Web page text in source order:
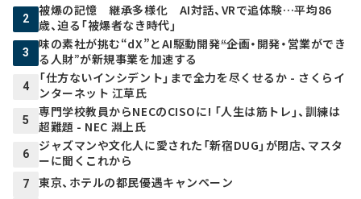
2
被爆の記憶 継承多様化 AI対話、VRで追体験…平均86
歳、迫る「被爆者なき時代」
3
味の素社が挑む“dX”とAI駆動開発――“企画・開発・営業ができ
る人財”が新規事業を加速する
4
「仕方ないインシデント」まで全力を尽くせるか - さくらイ
ンターネット 江草氏
5
専門学校教員からNECのCISOに! 「人生は筋トレ」、訓練は
超難題 - NEC 淵上氏
6
ジャズマンや文化人に愛された「新宿DUG」が閉店、マスタ
ーに聞くこれから
7 東京、ホテルの都民優遇キャンペーン